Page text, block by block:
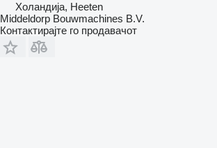
Холандија, Heeten
Middeldorp Bouwmachines B.V.
Контактирајте го продавачот